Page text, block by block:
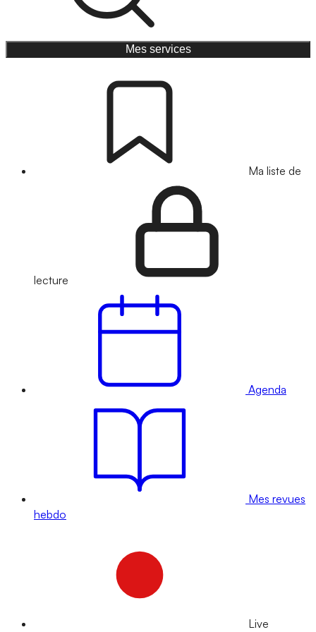
Mes services
Ma liste de
lecture
Agenda
Mes revues
hebdo
Live